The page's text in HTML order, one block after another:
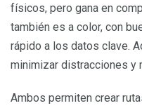
físicos, pero gana en
también es a color, con
rápido a los datos clave.
minimizar distracciones y
Ambos permiten crear